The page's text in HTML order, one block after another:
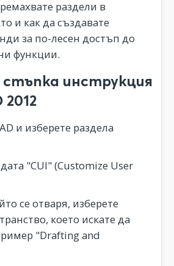
раздели в
и как да създавате
за по-лесен достъп до
функции.
инструкция
2012
и изберете раздела
"CUI" (Customize User
се отваря, изберете
което искате да
"Drafting and